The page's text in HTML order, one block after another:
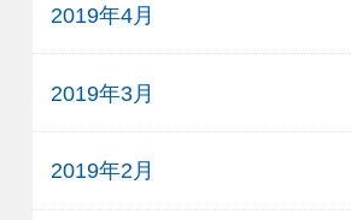
2019年4月
2019年3月
2019年2月